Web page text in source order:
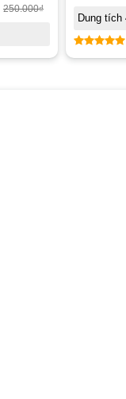
250.000₫
Được xếp
Dung